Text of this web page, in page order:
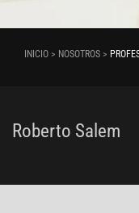
INICIO > NOSOTROS >
Roberto Salem